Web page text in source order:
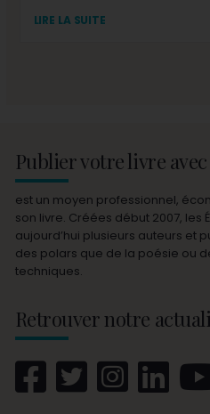
LIRE LA SUITE
Publier votre livre
est un moyen professionnel,
son livre. Créées début 2007, les
aujourd’hui plusieurs auteurs et
des polars que de la poésie ou
techniques.
Retrouver notre